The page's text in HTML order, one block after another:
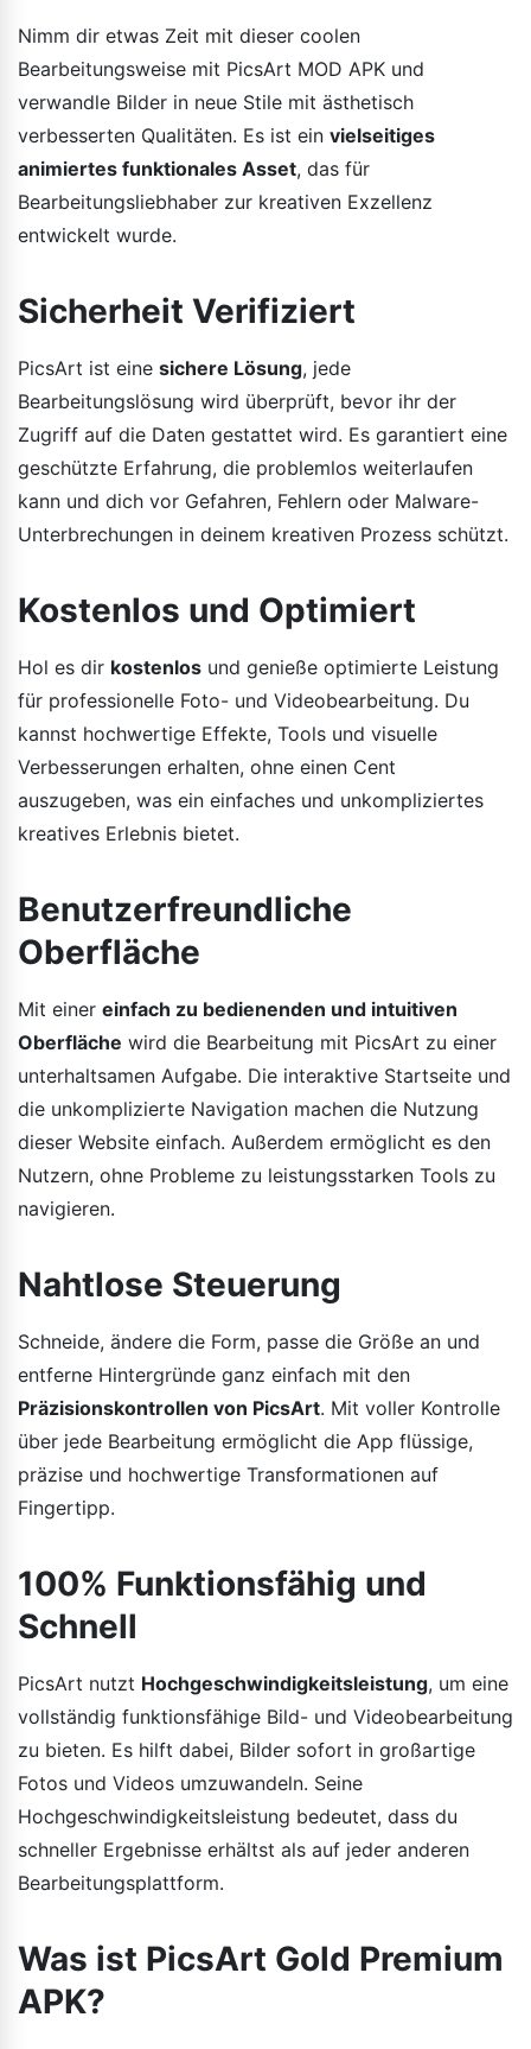
Nimm dir etwas Zeit mit dieser coolen
Bearbeitungsweise mit PicsArt MOD APK und
verwandle Bilder in neue Stile mit ästhetisch
verbesserten Qualitäten. Es ist ein vielseitiges
animiertes funktionales Asset, das für
Bearbeitungsliebhaber zur kreativen Exzellenz
entwickelt wurde.
Sicherheit Verifiziert
PicsArt ist eine sichere Lösung, jede
Bearbeitungslösung wird überprüft, bevor ihr der
Zugriff auf die Daten gestattet wird. Es garantiert eine
geschützte Erfahrung, die problemlos weiterlaufen
kann und dich vor Gefahren, Fehlern oder Malware-
Unterbrechungen in deinem kreativen Prozess schützt.
Kostenlos und Optimiert
Hol es dir kostenlos und genieße optimierte Leistung
für professionelle Foto- und Videobearbeitung. Du
kannst hochwertige Effekte, Tools und visuelle
Verbesserungen erhalten, ohne einen Cent
auszugeben, was ein einfaches und unkompliziertes
kreatives Erlebnis bietet.
Benutzerfreundliche
Oberfläche
Mit einer einfach zu bedienenden und intuitiven
Oberfläche wird die Bearbeitung mit PicsArt zu einer
unterhaltsamen Aufgabe. Die interaktive Startseite und
die unkomplizierte Navigation machen die Nutzung
dieser Website einfach. Außerdem ermöglicht es den
Nutzern, ohne Probleme zu leistungsstarken Tools zu
navigieren.
Nahtlose Steuerung
Schneide, ändere die Form, passe die Größe an und
entferne Hintergründe ganz einfach mit den
Präzisionskontrollen von PicsArt. Mit voller Kontrolle
über jede Bearbeitung ermöglicht die App flüssige,
präzise und hochwertige Transformationen auf
Fingertipp.
100% Funktionsfähig und
Schnell
PicsArt nutzt Hochgeschwindigkeitsleistung, um eine
vollständig funktionsfähige Bild- und Videobearbeitung
zu bieten. Es hilft dabei, Bilder sofort in großartige
Fotos und Videos umzuwandeln. Seine
Hochgeschwindigkeitsleistung bedeutet, dass du
schneller Ergebnisse erhältst als auf jeder anderen
Bearbeitungsplattform.
Was ist PicsArt Gold Premium
APK?